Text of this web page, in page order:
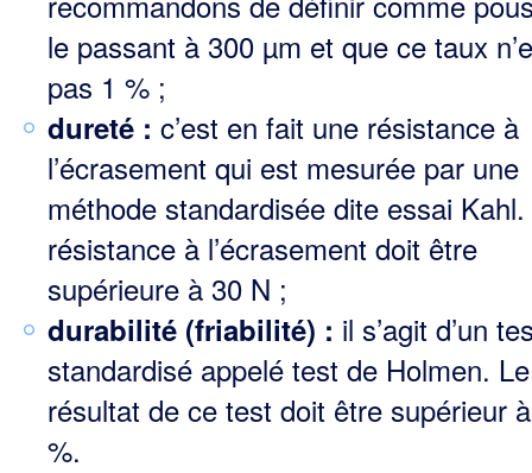
le passant à 300 µm et que ce taux
pas 1 % ;
dureté : c’est en fait une résistance à
l’écrasement qui est mesurée par une
méthode standardisée dite essai
résistance à l’écrasement doit être
supérieure à 30 N ;
durabilité (friabilité) : il s’agit d’un
standardisé appelé test de Holmen. Le
résultat de ce test doit être supérieur
%.